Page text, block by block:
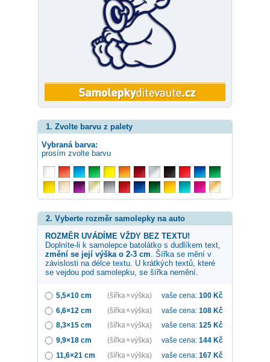
1. Zvolte barvu z palety
Vybraná barva:
prosím zvolte barvu
2. Vyberte rozměr samolepky na auto
ROZMĚR UVÁDÍME VŽDY BEZ TEXTU!
Doplníte-li k samolepce batolátko s dudlíkem text,
změní se její výška o 2-3 cm . Šířka se mění v
závislosti na délce textu. U krátkých textů, které
se vejdou pod samolepku, se šířka nemění.
5,5×10 cm (šířka × výška) vaše cena: 100 Kč
6,6×12 cm
(šířka × výška) vaše cena: 108 Kč
8,3×15 cm
(šířka × výška) vaše cena: 125 Kč
9,9×18 cm
(šířka × výška) vaše cena: 144 Kč
11,6×21 cm
(šířka × výška) vaše cena: 167 Kč